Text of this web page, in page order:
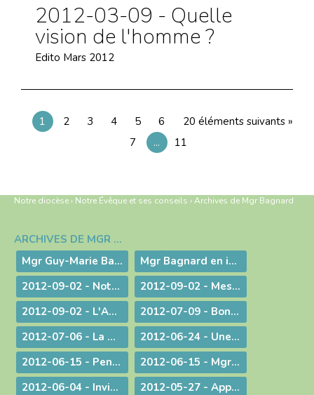
2012-03-09 - Quelle
vision de l'homme ?
Edito Mars 2012
20 éléments suivants »
1 2 3 4 5
6
7
... 11
Notre diocèse › Notre Évêque et ses conseils ›Archives de Mgr Bagnard
Navigation
ARCHIVES DE MGR BAGNARD
Mgr Guy-Marie Bagnard, évêque émérite de Belley-Ars
Mgr Bagnard en images
2012-09-02 - Notre tâche est de faire entendre la voix d'une conscience droite !
2012-09-02 - Message d'au-revoir de Mgr Bagnard
2012-09-02 - L'Amour de l'Eglise !
2012-07-09 - Bonne Route !
2012-07-06 - La miséricorde et le ministère du prêtre
2012-06-24 - Une vie donnée pour le Christ
2012-06-15 - Pentecôte 2012 : La fête d'une famille aux nombreux enfants !
2012-06-15 - Mgr Pascal Roland, Évêque de Belley-Ars : Message de Mgr Guy Bagnard aux diocésains de Belley-Ars
2012-06-04 - Invitation à l'Assemblée Générale de l'Association Diocésaine
2012-05-27 - Appelés à vivre l'Aujourd'hui de Dieu !